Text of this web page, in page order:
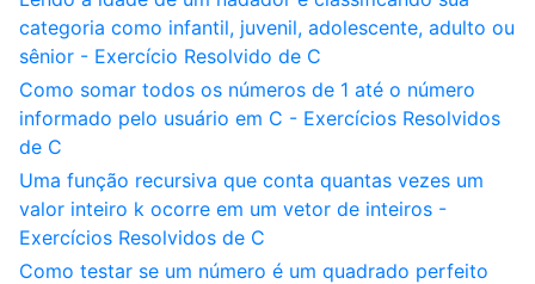
categoria como infantil, juvenil, adolescente, adulto ou
sênior - Exercício Resolvido de C
Como somar todos os números de 1 até o número
informado pelo usuário em C - Exercícios Resolvidos
de C
Uma função recursiva que conta quantas vezes um
valor inteiro k ocorre em um vetor de inteiros -
Exercícios Resolvidos de C
Como testar se um número é um quadrado perfeito